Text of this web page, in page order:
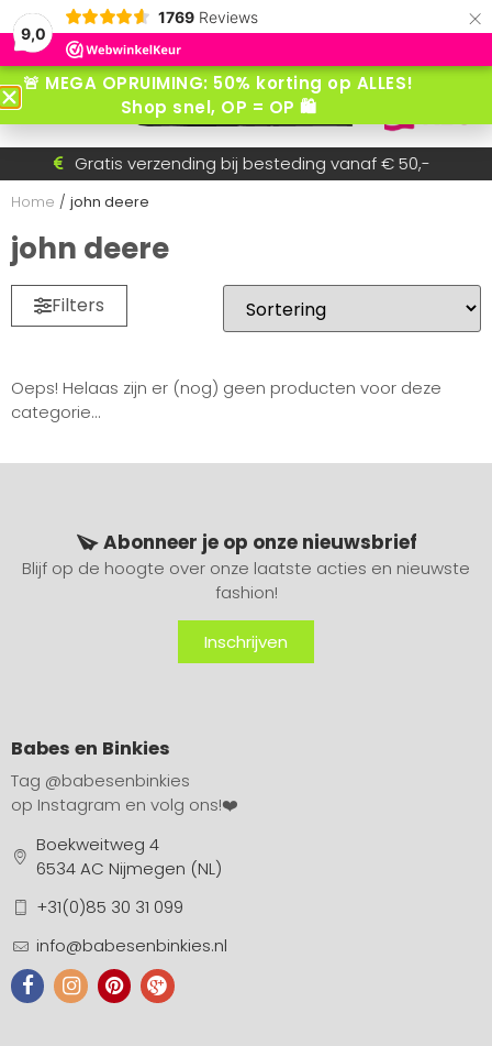
9,0
1769 Reviews ×
Betaal achteraf met AfterPay
Snel wisselende collectie
Gratis verzending bij besteding vanaf € 50,-
Voor 15:30 besteld = dezelfde dag verzonden!
Home / john deere
john deere
Filters
Oeps! Helaas zijn er (nog) geen producten voor deze
categorie...
Abonneer je op onze nieuwsbrief
Blijf op de hoogte over onze laatste acties en nieuwste
fashion!
Inschrijven
Babes en Binkies
Tag @babesenbinkies
op Instagram en volg ons!❤️
Boekweitweg 4
6534 AC Nijmegen (NL)
+31(0)85 30 31 099
info@babesenbinkies.nl
🚨 MEGA OPRUIMING: 50% korting op ALLES!
Shop snel, OP = OP 🛍️